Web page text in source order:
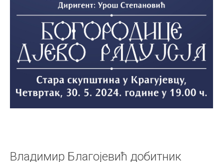
Владимир Благојевић добитник